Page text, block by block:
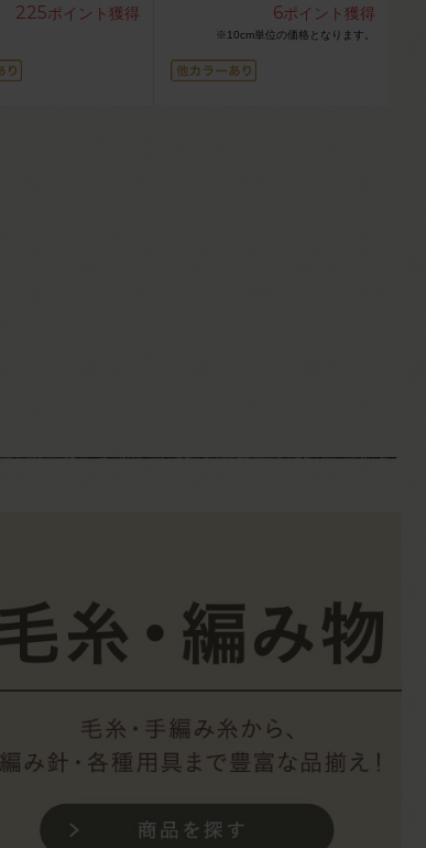
225ポイント獲得 6ポイント獲得
※10cm単位の価格となります。